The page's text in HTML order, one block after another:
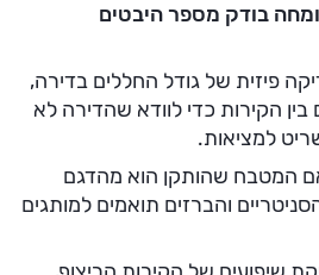
בודק מספר היבטים
פיזית של גודל החללים בדירה,
הקירות כדי לוודא שהדירה לא
למציאות.
המטבח שהותקן הוא מהדגם
והברזים תואמים למותגים